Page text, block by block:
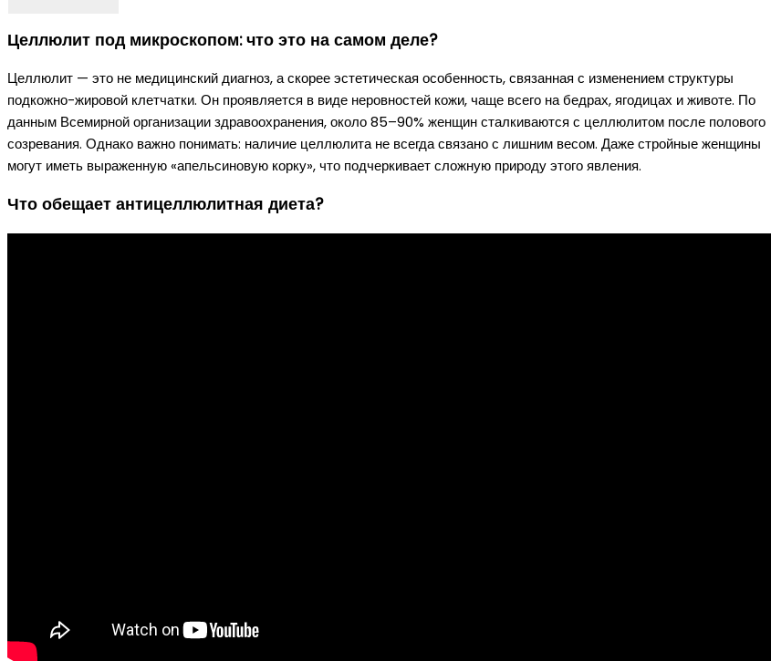
Целлюлит под микроскопом: что это на самом деле?
Целлюлит — это не медицинский диагноз, а скорее эстетическая особенность, связанная с изменением структуры
подкожно-жировой клетчатки. Он проявляется в виде неровностей кожи, чаще всего на бедрах, ягодицах и животе. По
данным Всемирной организации здравоохранения, около 85–90% женщин сталкиваются с целлюлитом после полового
созревания. Однако важно понимать: наличие целлюлита не всегда связано с лишним весом. Даже стройные женщины
могут иметь выраженную «апельсиновую корку», что подчеркивает сложную природу этого явления.
Что обещает антицеллюлитная диета?